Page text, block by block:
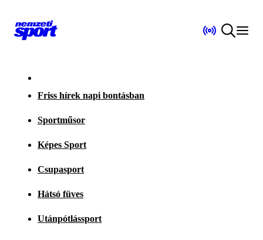
Friss hírek napi bontásban
Sportműsor
Képes Sport
Csupasport
Hátsó füves
Utánpótlássport